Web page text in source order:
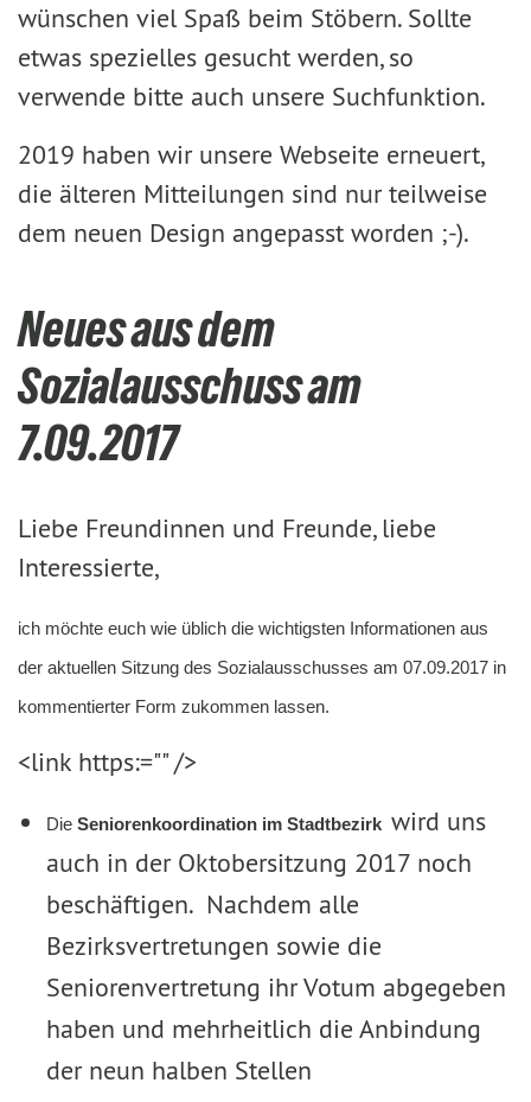
wünschen viel Spaß beim Stöbern. Sollte
etwas spezielles gesucht werden, so
verwende bitte auch unsere Suchfunktion.
2019 haben wir unsere Webseite erneuert,
die älteren Mitteilungen sind nur teilweise
dem neuen Design angepasst worden ;-).
Neues aus dem
Sozialausschuss am
7.09.2017
Liebe Freundinnen und Freunde, liebe
Interessierte,
ich möchte euch wie üblich die wichtigsten Informationen aus
der aktuellen Sitzung des Sozialausschusses am 07.09.2017 in
kommentierter Form zukommen lassen.
<link https:="" />
Die Seniorenkoordination im Stadtbezirk wird uns
auch in der Oktobersitzung 2017 noch
beschäftigen. Nachdem alle
Bezirksvertretungen sowie die
Seniorenvertretung ihr Votum abgegeben
haben und mehrheitlich die Anbindung
der neun halben Stellen